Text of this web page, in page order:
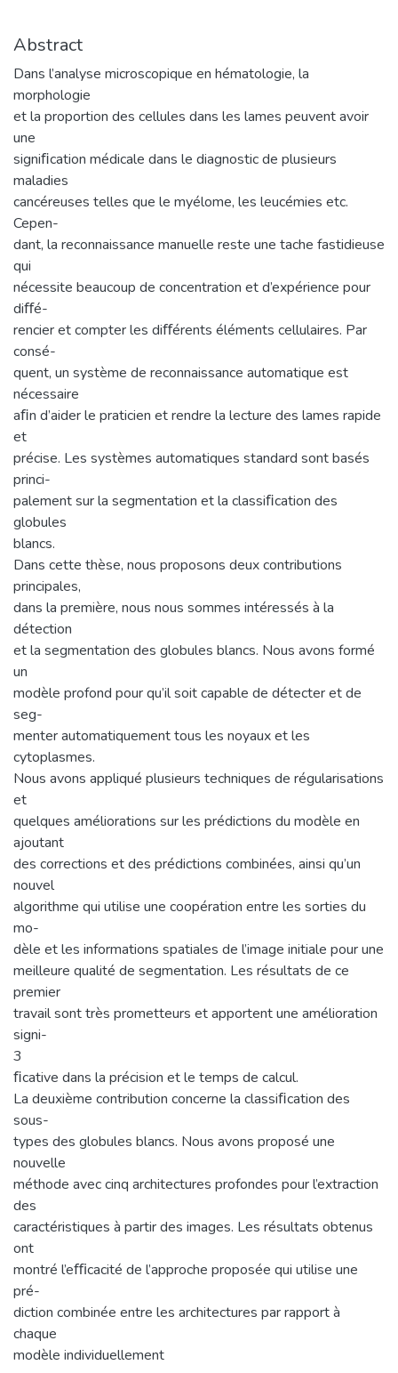
Abstract
Dans l’analyse microscopique en hématologie, la
morphologie
et la proportion des cellules dans les lames peuvent avoir
une
signiﬁcation médicale dans le diagnostic de plusieurs
maladies
cancéreuses telles que le myélome, les leucémies etc.
Cepen-
dant, la reconnaissance manuelle reste une tache fastidieuse
qui
nécessite beaucoup de concentration et d’expérience pour
diﬀé-
rencier et compter les diﬀérents éléments cellulaires. Par
consé-
quent, un système de reconnaissance automatique est
nécessaire
aﬁn d’aider le praticien et rendre la lecture des lames rapide
et
précise. Les systèmes automatiques standard sont basés
princi-
palement sur la segmentation et la classiﬁcation des
globules
blancs.
Dans cette thèse, nous proposons deux contributions
principales,
dans la première, nous nous sommes intéressés à la
détection
et la segmentation des globules blancs. Nous avons formé
un
modèle profond pour qu’il soit capable de détecter et de
seg-
menter automatiquement tous les noyaux et les
cytoplasmes.
Nous avons appliqué plusieurs techniques de régularisations
et
quelques améliorations sur les prédictions du modèle en
ajoutant
des corrections et des prédictions combinées, ainsi qu’un
nouvel
algorithme qui utilise une coopération entre les sorties du
mo-
dèle et les informations spatiales de l’image initiale pour une
meilleure qualité de segmentation. Les résultats de ce
premier
travail sont très prometteurs et apportent une amélioration
signi-
3
ﬁcative dans la précision et le temps de calcul.
La deuxième contribution concerne la classiﬁcation des
sous-
types des globules blancs. Nous avons proposé une
nouvelle
méthode avec cinq architectures profondes pour l’extraction
des
caractéristiques à partir des images. Les résultats obtenus
ont
montré l’eﬃcacité de l’approche proposée qui utilise une
pré-
diction combinée entre les architectures par rapport à
chaque
modèle individuellement